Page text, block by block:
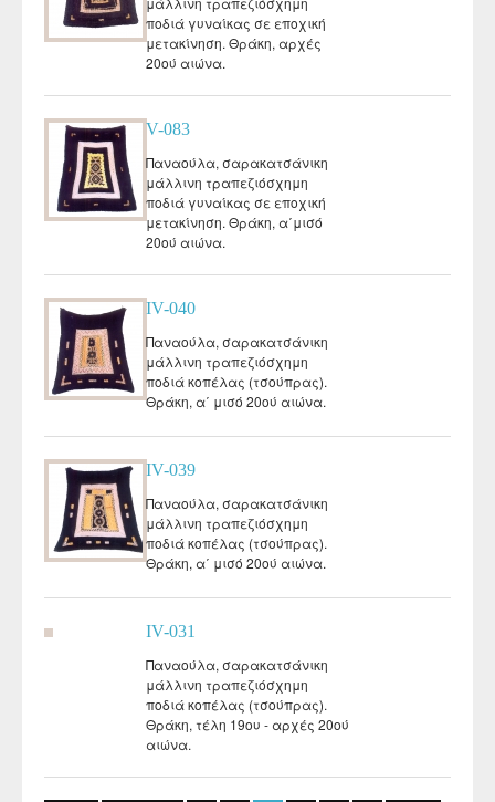
ποδιά γυναίκας σε εποχική
μετακίνηση. Θράκη, αρχές
20ού αιώνα.
V-083
Παναούλα, σαρακατσάνικη
μάλλινη τραπεζιόσχημη
ποδιά γυναίκας σε εποχική
μετακίνηση. Θράκη, α΄μισό
20ού αιώνα.
IV-040
Παναούλα, σαρακατσάνικη
μάλλινη τραπεζιόσχημη
ποδιά κοπέλας (τσούπρας).
Θράκη, α΄ μισό 20ού αιώνα.
IV-039
Παναούλα, σαρακατσάνικη
μάλλινη τραπεζιόσχημη
ποδιά κοπέλας (τσούπρας).
Θράκη, α΄ μισό 20ού αιώνα.
IV-031
Παναούλα, σαρακατσάνικη
μάλλινη τραπεζιόσχημη
ποδιά κοπέλας (τσούπρας).
Θράκη, τέλη 19ου - αρχές 20ού
αιώνα.